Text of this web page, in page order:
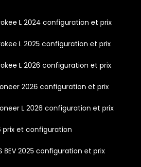
L 2024 configuration et prix
L 2025 configuration et prix
L 2026 configuration et prix
2026 configuration et prix
L 2026 configuration et prix
prix et configuration
BEV 2025 configuration et prix